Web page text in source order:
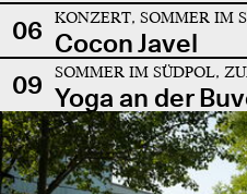
06 KONZERT, SOMMER IM
Cocon Javel
09
SOMMER IM SÜDPOL,
Yoga an der